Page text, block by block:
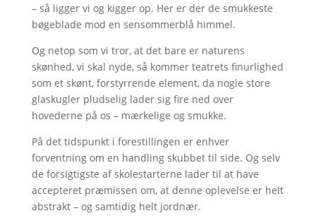
– så ligger vi og kigger op. Her er der de smukkeste
bøgeblade mod en sensommerblå himmel.
Og netop som vi tror, at det bare er naturens
skønhed, vi skal nyde, så kommer teatrets finurlighed
som et skønt, forstyrrende element, da nogle store
glaskugler pludselig lader sig fire ned over
hovederne på os – mærkelige og smukke.
På det tidspunkt i forestillingen er enhver
forventning om en handling skubbet til side. Og selv
de forsigtigste af skolestarterne lader til at have
accepteret præmissen om, at denne oplevelse er helt
abstrakt – og samtidig helt jordnær.